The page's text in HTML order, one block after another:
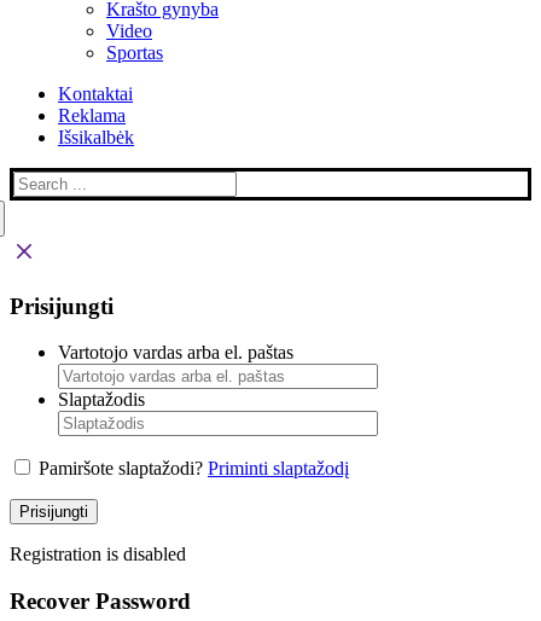
Krašto gynyba
Video
Sportas
Kontaktai
Reklama
Išsikalbėk
Prisijungti
Vartotojo vardas arba el. paštas
Slaptažodis
Pamiršote slaptažodi? Priminti slaptažodį
Prisijungti
Registration is disabled
Recover Password